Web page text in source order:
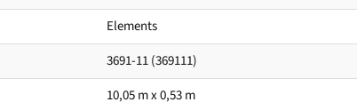
Elements
3691-11 (369111)
10,05 m x 0,53 m